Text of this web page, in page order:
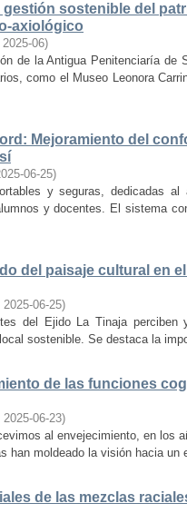
sostenible del
axiológico
2025-06)
de la Antigua Penitenciaría de
como el Museo Leonora
Mejoramiento del
06-25)
y seguras, dedicadas al
y docentes. El sistema
del paisaje cultural en
2025-06-25)
del Ejido La Tinaja perciben
sostenible. Se destaca la
de las funciones
2025-06-23)
al envejecimiento, en los
moldeado la visión hacia un
de las mezclas